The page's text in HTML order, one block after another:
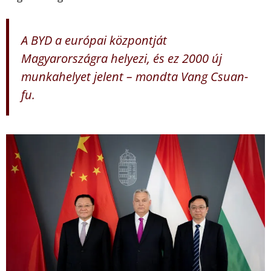
A BYD a európai központját
Magyarországra helyezi, és ez 2000 új
munkahelyet jelent – mondta Vang Csuan-
fu.